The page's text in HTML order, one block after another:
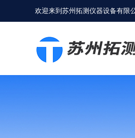
欢迎来到苏州拓测仪器设备有限